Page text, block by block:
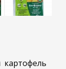
картофель